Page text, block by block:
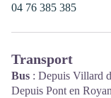
04 76 385 385
Transport
Bus : Depuis Villard
Depuis Pont en